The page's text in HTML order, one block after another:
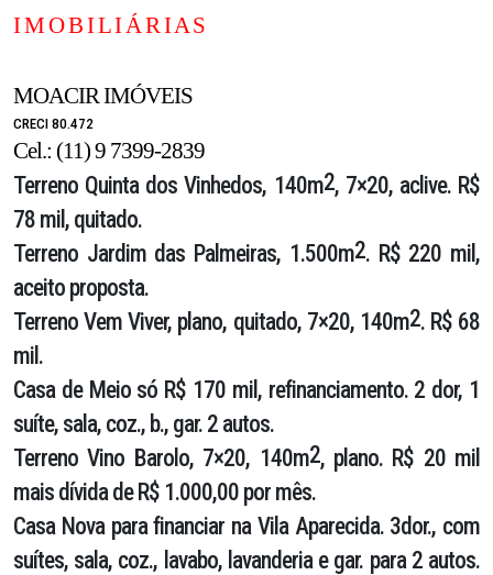
I M O B I L I Á R I A S
MOACIR IMÓVEIS
CRECI 80.472
Cel.: (11) 9 7399-2839
Terreno Quinta dos Vinhedos, 140m2, 7×20, aclive. R$
78 mil, quitado.
Terreno Jardim das Palmeiras, 1.500m2. R$ 220 mil,
aceito proposta.
Terreno Vem Viver, plano, quitado, 7×20, 140m2. R$ 68
mil.
Casa de Meiosó R$ 170 mil, refinanciamento. 2 dor, 1
suíte, sala, coz., b., gar. 2 autos.
Terreno Vino Barolo, 7×20, 140m2, plano. R$ 20 mil
mais dívida de R$ 1.000,00 por mês.
Casa Novapara financiar na Vila Aparecida. 3dor., com
suítes, sala, coz., lavabo, lavanderia e gar. para 2 autos.